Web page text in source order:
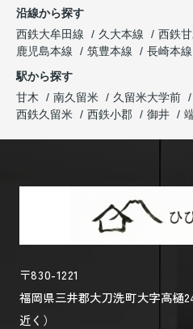
沿線から探す
西鉄大牟田線
久大本線 西鉄
鹿児島本線
筑豊本線 長崎本線
駅から探す
甘木
南久留米 久留米大学前
西鉄久留米
西鉄小郡 御井
〒830-1221
福岡県三井郡大刀洗町大字高樋
近く）